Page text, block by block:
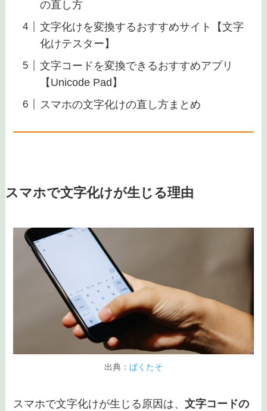
の直し方
文字化けを変換するおすすめサイト【文字
化けテスター】
文字コードを変換できるおすすめアプリ
【Unicode Pad】
スマホの文字化けの直し方まとめ
スマホで文字化けが生じる理由
出典： ぱくたそ
スマホで文字化けが生じる原因は、文字コードの